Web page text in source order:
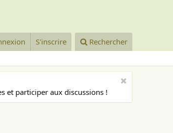
S'inscrire Rechercher
et participer aux discussions !